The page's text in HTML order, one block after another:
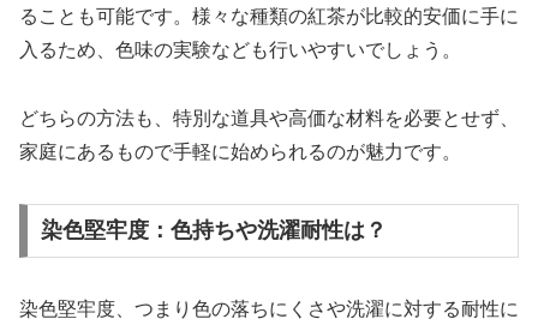
ることも可能です。様々な種類の紅茶が比較的安価に手に
入るため、色味の実験なども行いやすいでしょう。
どちらの方法も、特別な道具や高価な材料を必要とせず、
家庭にあるもので手軽に始められるのが魅力です。
染色堅牢度：色持ちや洗濯耐性は？
染色堅牢度、つまり色の落ちにくさや洗濯に対する耐性に